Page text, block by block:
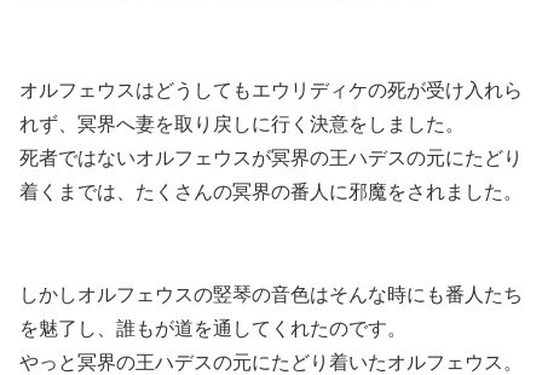
オルフェウスはどうしてもエウリディケの死が受け入れら
れず、冥界へ妻を取り戻しに行く決意をしました。
死者ではないオルフェウスが冥界の王ハデスの元にたどり
着くまでは、たくさんの冥界の番人に邪魔をされました。
しかしオルフェウスの竪琴の音色はそんな時にも番人たち
を魅了し、誰もが道を通してくれたのです。
やっと冥界の王ハデスの元にたどり着いたオルフェウス。